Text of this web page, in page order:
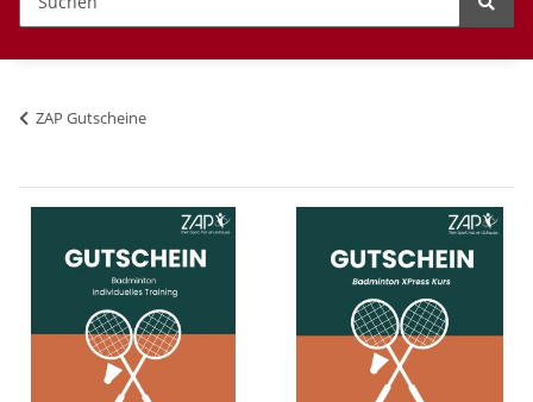
ZAP Gutscheine